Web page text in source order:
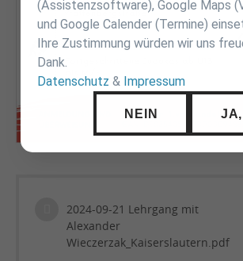
2024-09-21 Lehrgang mit
Alexander
Wieczerzak_Kaiserslautern.pdf
(Assistenzsoftware), Google Maps
und Google Calender (Termine)
Ihre Zustimmung würden wir uns
Dank.
Datenschutz & Impressum
NEIN